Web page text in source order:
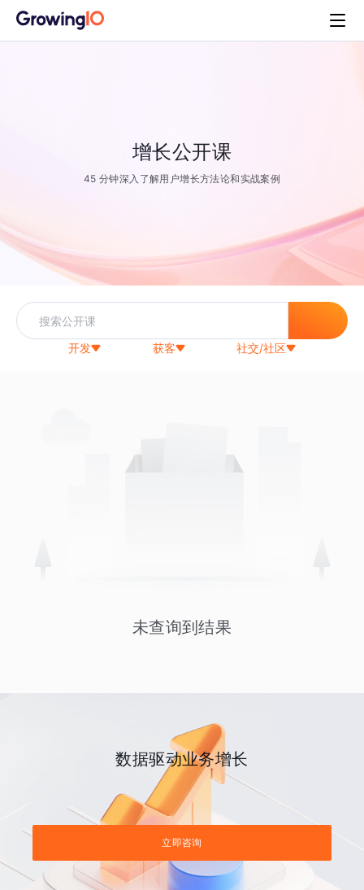
增长公开课
45 分钟深入了解用户增长方法论和实战案例
开发 获客 社交/社区
未查询到结果
数据驱动业务增长
立即咨询